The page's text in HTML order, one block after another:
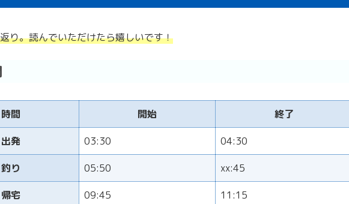
り。読んでいただけたら嬉しいです！
時間 開始 終了
出発 03:30 04:30
釣り 05:50 xx:45
帰宅 09:45 11:15